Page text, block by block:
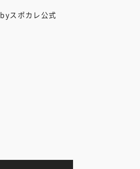
byスポカレ公式